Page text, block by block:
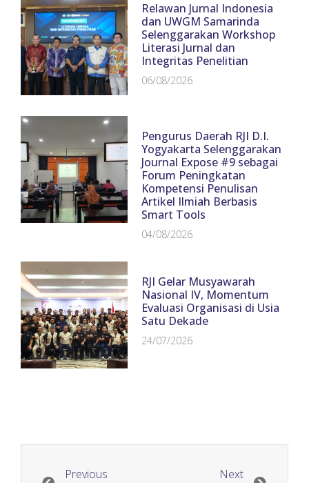
Relawan Jurnal Indonesia
dan UWGM Samarinda
Selenggarakan Workshop
Literasi Jurnal dan
Integritas Penelitian
06/08/2026
Pengurus Daerah RJI D.I.
Yogyakarta Selenggarakan
Journal Expose #9 sebagai
Forum Peningkatan
Kompetensi Penulisan
Artikel Ilmiah Berbasis
Smart Tools
04/08/2026
RJI Gelar Musyawarah
Nasional IV, Momentum
Evaluasi Organisasi di Usia
Satu Dekade
24/07/2026
Previous
Next